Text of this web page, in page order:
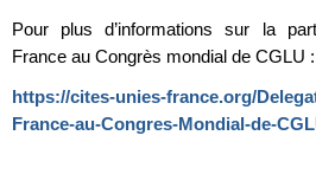
Pour plus d’informations sur la
France au Congrès mondial de CGLU :
https://cites-unies-france.org/
France-au-Congres-Mondial-de-